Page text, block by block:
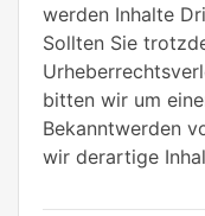
werden Inhalte
Sollten Sie
bitten wir um
Bekanntwerden
wir derartige